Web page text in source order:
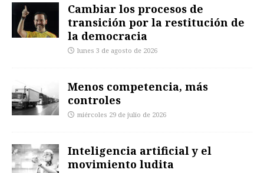
Cambiar los procesos de
transición por la restitución de
la democracia
lunes 3 de agosto de 2026
Menos competencia, más
controles
miércoles 29 de julio de 2026
Inteligencia artificial y el
movimiento ludita